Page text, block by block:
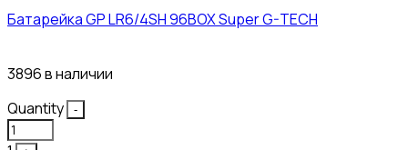
Батарейка GP LR6/4SH 96BOX Super G-TECH
3896 в наличии
Quantity
-